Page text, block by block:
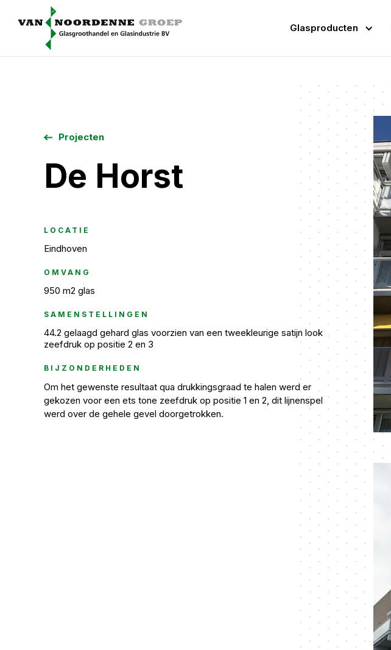
Glasproducten
Projecten
De Horst
LOCATIE
Eindhoven
OMVANG
950 m2 glas
SAMENSTELLINGEN
44.2 gelaagd gehard glas voorzien van een tweekleurige satijn look
zeefdruk op positie 2 en 3
BIJZONDERHEDEN
Om het gewenste resultaat qua drukkingsgraad te halen werd er
gekozen voor een ets tone zeefdruk op positie 1 en 2, dit lijnenspel
werd over de gehele gevel doorgetrokken.